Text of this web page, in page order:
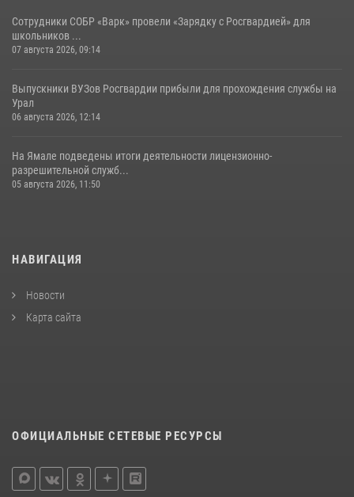
Сотрудники СОБР «Варк» провели «Зарядку с Росгвардией» для
школьников ...
07 августа 2026, 09:14
Выпускники ВУЗов Росгвардии прибыли для прохождения службы на
Урал
06 августа 2026, 12:14
На Ямале подведены итоги деятельности лицензионно-
разрешительной служб...
05 августа 2026, 11:50
НАВИГАЦИЯ
Новости
Карта сайта
ОФИЦИАЛЬНЫЕ СЕТЕВЫЕ РЕСУРСЫ